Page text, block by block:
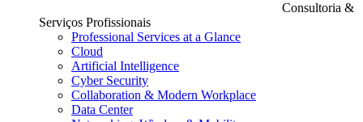
Consultoria &
Serviços Profissionais
Professional Services at a Glance
Cloud
Artificial Intelligence
Cyber Security
Collaboration & Modern Workplace
Data Center